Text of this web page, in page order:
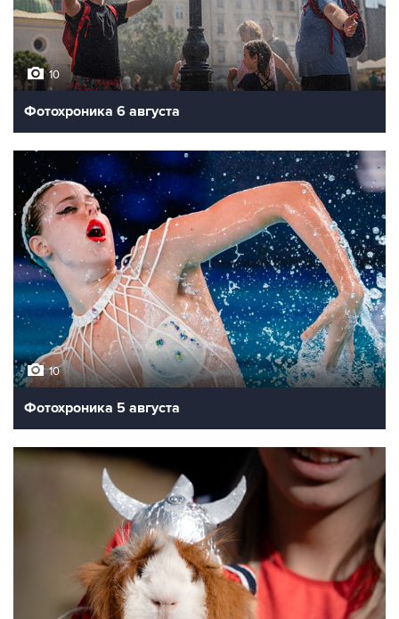
10
Фотохроника 6 августа
10
Фотохроника 5 августа